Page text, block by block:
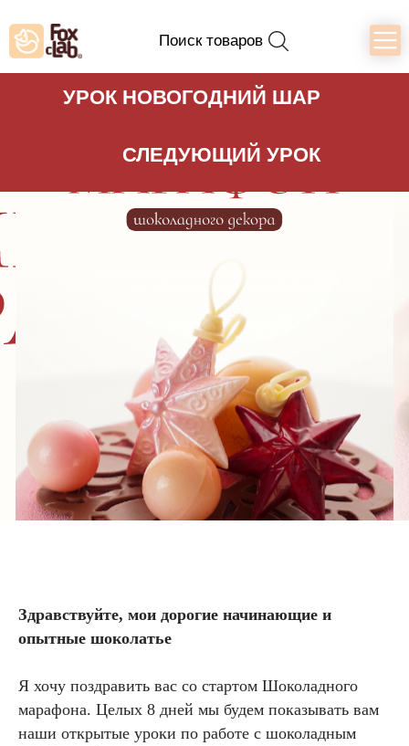
Поиск товаров
УРОК НОВОГОДНИЙ ШАР
СЛЕДУЮЩИЙ УРОК
Здравствуйте, мои дорогие начинающие и
опытные шоколатье
Я хочу поздравить вас со стартом Шоколадного
марафона. Целых 8 дней мы будем показывать вам
наши открытые уроки по работе с шоколадным